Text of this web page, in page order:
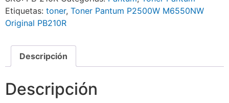
Etiquetas: toner, Toner Pantum P2500W M6550NW
Original PB210R
Descripción
Descripción